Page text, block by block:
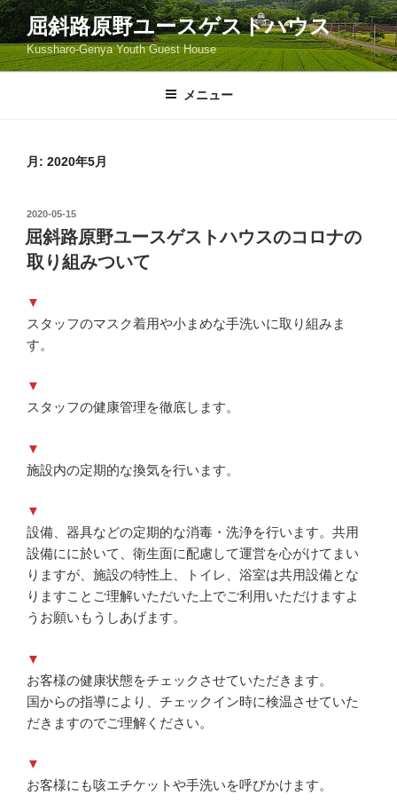
コ
ン
テ
ン
屈斜路原野ユースゲストハウス
Kussharo-Genya Youth Guest House
メニュー
月: 2020年5月
投
稿
日:
2020-05-15
屈斜路原野ユースゲストハウスのコロナの
取り組みついて
▼
スタッフのマスク着用や小まめな手洗いに取り組みま
す。
▼
スタッフの健康管理を徹底します。
▼
施設内の定期的な換気を行います。
▼
設備、器具などの定期的な消毒・洗浄を行います。共用
設備にに於いて、衛生面に配慮して運営を心がけてまい
りますが、施設の特性上、トイレ、浴室は共用設備とな
りますことご理解いただいた上でご利用いただけますよ
うお願いもうしあげます。
▼
お客様の健康状態をチェックさせていただきます。
国からの指導により、チェックイン時に検温させていた
だきますのでご理解ください。
▼
お客様にも咳エチケットや手洗いを呼びかけます。